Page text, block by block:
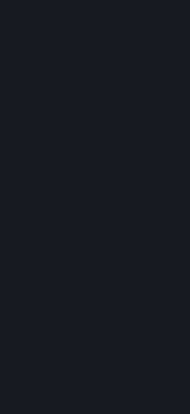
Вы можете получить
купленный в
набора находится
времени
часов. Если к
дополнительный
при оформлении
Valve не может
сделанные вне
кошелька Steam,